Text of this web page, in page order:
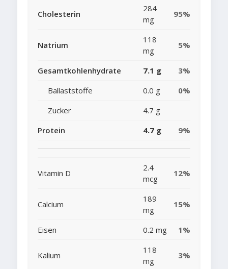
Cholesterin
284
mg
95%
Natrium
118
mg
5%
Gesamtkohlenhydrate 7.1 g
3%
Ballaststoffe
0.0 g
0%
Zucker
4.7 g
Protein
4.7 g 9%
Vitamin D
2.4
mcg
12%
Calcium
189
mg
15%
Eisen 0.2 mg 1%
Kalium
118
mg
3%